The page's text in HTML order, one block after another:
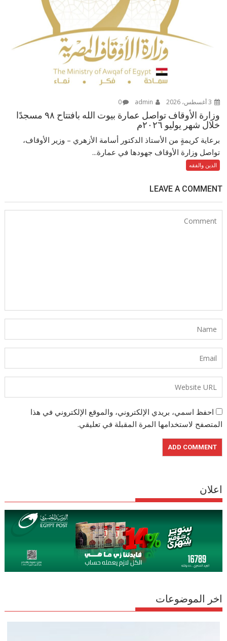
0
وزارة الأوقاف تواصل عمارة بيوت الله بافتتاح ٩٨ مسجدًا
خلال شهر يوليو ٢٠٢٦م
برعاية كريمةٍ من الأستاذ الدكتور أسامة الأزهري – وزير الأوقاف،
تواصل وزارة الأوقاف جهودها في عمارة...
الدين والفقه
LEAVE A COMMENT
احفظ اسمي، بريدي الإلكتروني، والموقع الإلكتروني في هذا
المتصفح لاستخدامها المرة المقبلة في تعليقي.
اعلان
اخر الموضوعات